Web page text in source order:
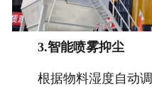
3.智能喷雾抑尘
根据物料湿度自动调